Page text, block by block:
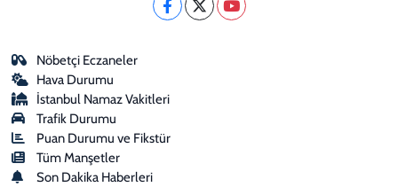
Nöbetçi Eczaneler
Hava Durumu
İstanbul Namaz Vakitleri
Trafik Durumu
Puan Durumu ve Fikstür
Tüm Manşetler
Son Dakika Haberleri